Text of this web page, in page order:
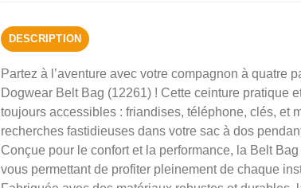
DESCRIPTION
Partez à l’aventure avec votre compagnon à quatre
Dogwear Belt Bag (12261) ! Cette ceinture pratique
toujours accessibles : friandises, téléphone, clés, et
recherches fastidieuses dans votre sac à dos
Conçue pour le confort et la performance, la Belt
vous permettant de profiter pleinement de chaque